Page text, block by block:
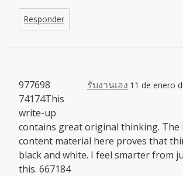
Responder
รับงานเอง 11 de enero
977698
74174This
write-up
contains great original thinking.
content material here proves that
black and white. I feel smarter from
this. 667184